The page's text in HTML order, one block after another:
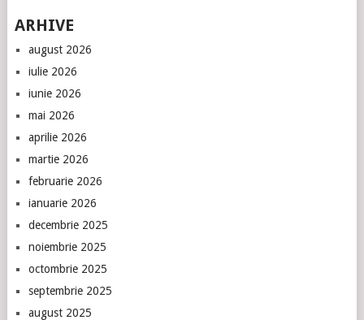
ARHIVE
august 2026
iulie 2026
iunie 2026
mai 2026
aprilie 2026
martie 2026
februarie 2026
ianuarie 2026
decembrie 2025
noiembrie 2025
octombrie 2025
septembrie 2025
august 2025